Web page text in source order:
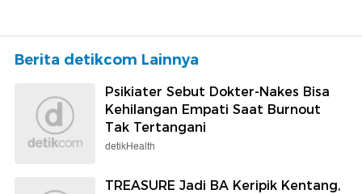
Berita detikcom Lainnya
Psikiater Sebut Dokter-Nakes Bisa
Kehilangan Empati Saat Burnout
Tak Tertangani
detikHealth
TREASURE Jadi BA Keripik Kentang,